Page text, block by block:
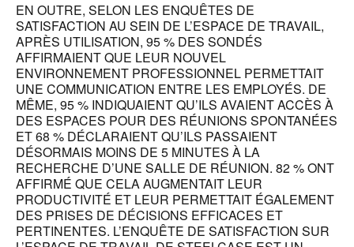
EN OUTRE, SELON LES ENQUÊTES DE
SATISFACTION AU SEIN DE L’ESPACE DE TRAVAIL,
APRÈS UTILISATION, 95 % DES SONDÉS
AFFIRMAIENT QUE LEUR NOUVEL
ENVIRONNEMENT PROFESSIONNEL PERMETTAIT
UNE COMMUNICATION ENTRE LES EMPLOYÉS. DE
MÊME, 95 % INDIQUAIENT QU’ILS AVAIENT ACCÈS À
DES ESPACES POUR DES RÉUNIONS SPONTANÉES
ET 68 % DÉCLARAIENT QU’ILS PASSAIENT
DÉSORMAIS MOINS DE 5 MINUTES À LA
RECHERCHE D’UNE SALLE DE RÉUNION. 82 % ONT
AFFIRMÉ QUE CELA AUGMENTAIT LEUR
PRODUCTIVITÉ ET LEUR PERMETTAIT ÉGALEMENT
DES PRISES DE DÉCISIONS EFFICACES ET
PERTINENTES. L’ENQUÊTE DE SATISFACTION SUR